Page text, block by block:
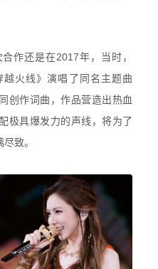
作还是在2017年，当时，
越火线》演唱了同名主题曲
创作词曲，作品营造出热血
极具爆发力的声线，将为了
致。